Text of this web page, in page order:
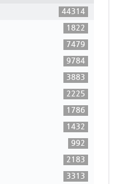
44314
1822
7479
9784
3883
2225
1786
1432
992
2183
3313